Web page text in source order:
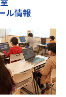
ル情報